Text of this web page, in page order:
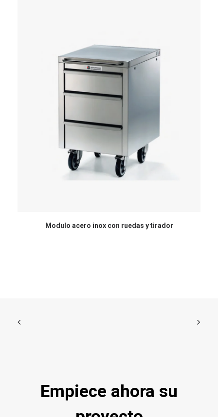
Modulo acero inox con ruedas y tirador
Empiece ahora su